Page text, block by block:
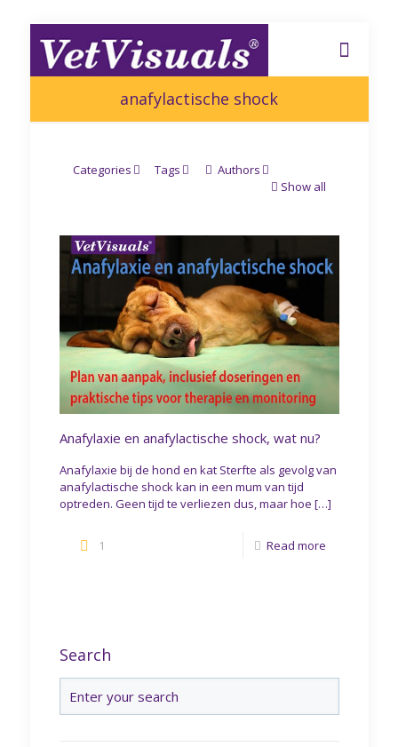
anafylactische shock
Categories Tags
Authors
Show all
Anafylaxie en anafylactische shock, wat nu?
Anafylaxie bij de hond en kat Sterfte als gevolg van
anafylactische shock kan in een mum van tijd
optreden. Geen tijd te verliezen dus, maar hoe […]
1 Read more
Search